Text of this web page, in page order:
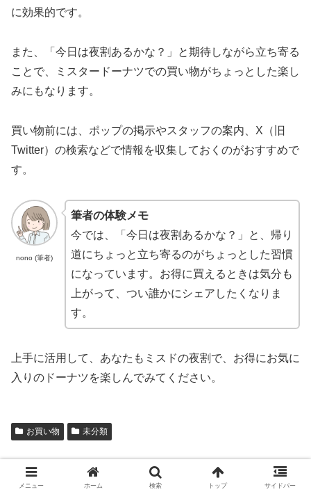
に効果的です。
また、「今日は夜割あるかな？」と期待しながら立ち寄る
ことで、ミスタードーナツでの買い物がちょっとした楽し
みにもなります。
買い物前には、ポップの掲示やスタッフの案内、X（旧
Twitter）の検索などで情報を収集しておくのがおすすめで
す。
nono (筆者)
筆者の体験メモ
今では、「今日は夜割あるかな？」と、帰り
道にちょっと立ち寄るのがちょっとした習慣
になっています。お得に買えるときは気分も
上がって、つい誰かにシェアしたくなりま
す。
上手に活用して、あなたもミスドの夜割で、お得にお気に
入りのドーナツを楽しんでみてください。
お買い物 未分類
メニュー ホーム 検索 トップ サイドバー